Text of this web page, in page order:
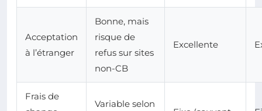
Acceptation
à l’étranger
Bonne, mais
risque de
refus sur sites
non-CB
Excellente
Frais de
Variable selon